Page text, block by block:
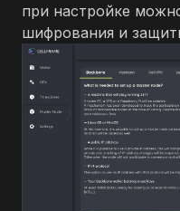
при настройке
шифрования и